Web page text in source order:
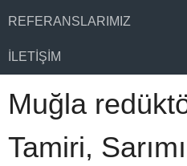
REFERANSLARIMIZ
İLETIŞIM
Muğla
Tamiri,